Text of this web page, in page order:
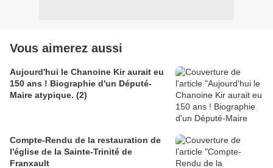
Vous aimerez aussi
Aujourd'hui le Chanoine Kir aurait eu
150 ans ! Biographie d'un Député-
Maire atypique. (2)
Compte-Rendu de la restauration de
l'église de la Sainte-Trinité de
Franxault